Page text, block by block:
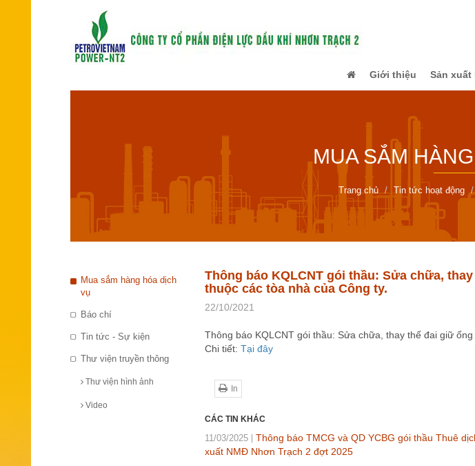
Giới thiệu Sản xuất
MUA SẮM
Trang chủ Tin tức hoạt động
Mua sắm hàng hóa dịch
vụ
Báo chí
Tin tức - Sự kiện
Thư viện truyền thông
Thư viện hình ảnh
Video
Thông báo KQLCNT gói thầu: Sửa chữa,
thuộc các tòa nhà của Công ty.
22/10/2021
Thông báo KQLCNT gói thầu: Sửa chữa, thay thế đai giữ
Chi tiết: Tại đây
In
CÁC TIN KHÁC
11/03/2025
Thông báo TMCG và QD YCBG gói thầu Thuê
xuất NMĐ Nhơn Trạch 2 đợt 2025